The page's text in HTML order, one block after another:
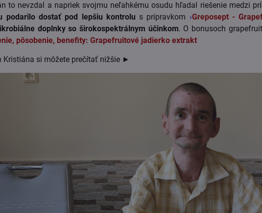
to nevzdal a napriek svojmu neľahkému osudu hľadal riešenie medzi
podarilo dostať pod lepšiu kontrolu s prípravkom ›Greposept -
doplnky so širokospektrálnym účinkom. O bonusoch
pôsobenie, benefity: Grapefruitové jadierko extrakt
Kristiána si môžete prečítať nižšie ►